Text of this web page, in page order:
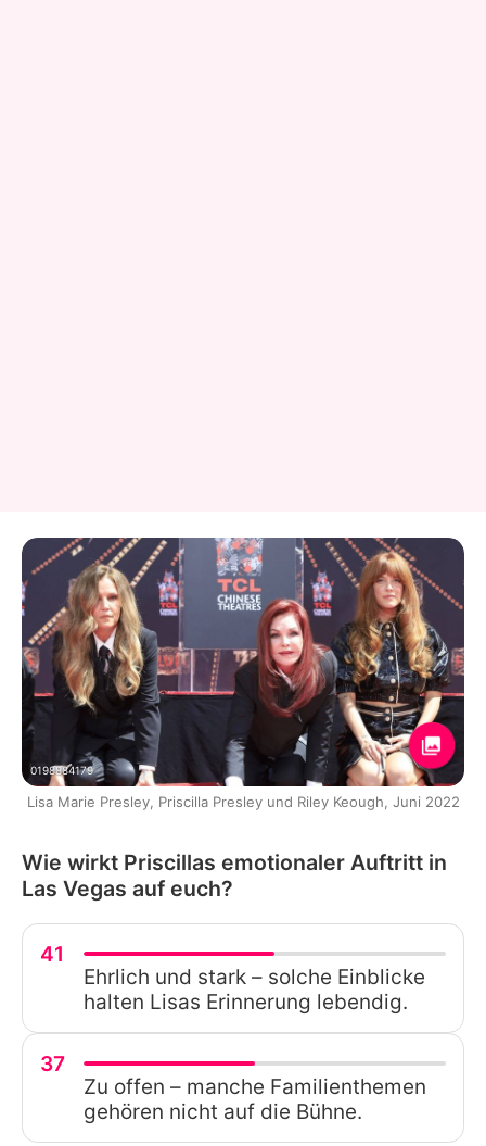
0198884179
Lisa Marie Presley, Priscilla Presley und Riley Keough, Juni 2022
Wie wirkt Priscillas emotionaler Auftritt in
Las Vegas auf euch?
41
Ehrlich und stark – solche Einblicke
halten Lisas Erinnerung lebendig.
37
Zu offen – manche Familienthemen
gehören nicht auf die Bühne.